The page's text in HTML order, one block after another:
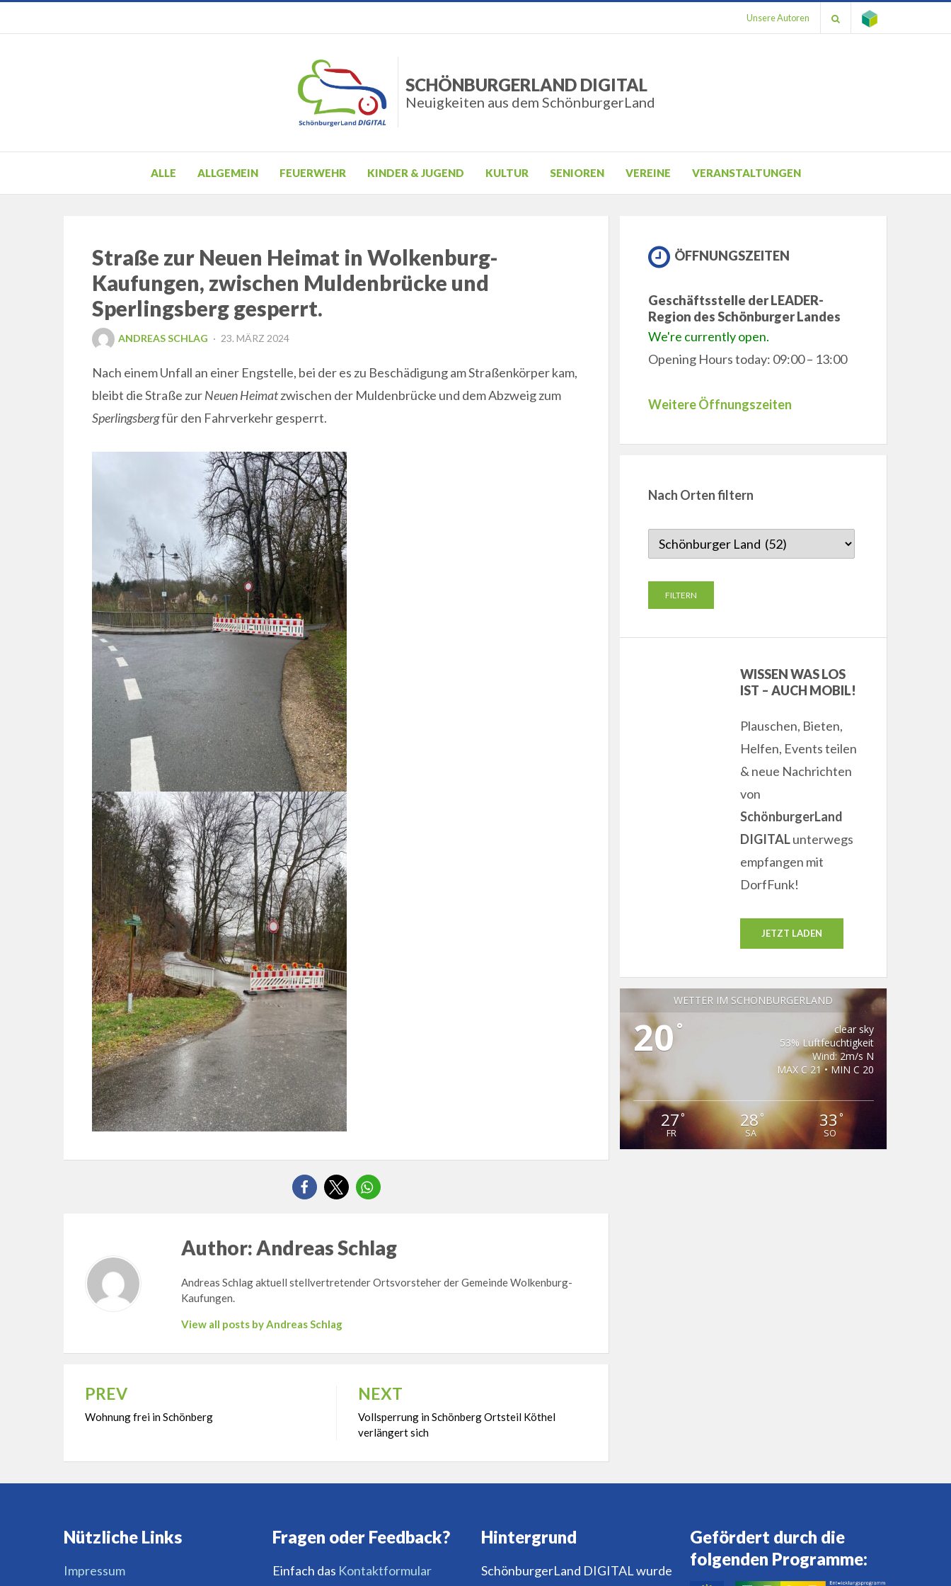
Unsere Autoren
SCHÖNBURGERLAND DIGITAL
Neuigkeiten aus dem SchönburgerLand
ALLE ALLGEMEIN FEUERWEHR KINDER & JUGEND KULTUR SENIOREN VEREINE VERANSTALTUNGEN
Straße zur Neuen Heimat in Wolkenburg-
Kaufungen, zwischen Muldenbrücke und
Sperlingsberg gesperrt.
ANDREAS SCHLAG
POSTED
23. MÄRZ 2024
Nach einem Unfall an einer Engstelle, bei der es zu Beschädigung am Straßenkörper kam,
bleibt die Straße zurNeuen Heimatzwischen der Muldenbrücke und dem Abzweig zum
Sperlingsbergfür den Fahrverkehr gesperrt.
Author:Andreas Schlag
Andreas Schlag aktuell stellvertretender Ortsvorsteher der Gemeinde Wolkenburg-
Kaufungen.
View all posts by Andreas Schlag
Beitragsnavigation
PREV
Wohnung frei in Schönberg
NEXT
Vollsperrung in Schönberg Ortsteil Köthel
verlängert sich
ÖFFNUNGSZEITEN
Geschäftsstelle der LEADER-
Region des Schönburger Landes
We're currently open.
Opening Hours today: 09:00 – 13:00
Weitere Öffnungszeiten
Nach Orten filtern
WISSEN WAS LOS
IST – AUCH MOBIL!
Plauschen, Bieten,
Helfen, Events teilen
& neue Nachrichten
von
SchönburgerLand
DIGITALunterwegs
empfangen mit
DorfFunk!
JETZT LADEN
WETTER IM SCHÖNBURGERLAND
20°
clear sky
53% Luftfeuchtigkeit
Wind: 2m/s N
MAX C 21 • MIN C 20
27°
FR
28°
SA
33 °
SO
Nützliche Links
Impressum
Fragen oder Feedback?
Einfach das Kontaktformular
Hintergrund
SchönburgerLand DIGITAL wurde
Gefördert durch die
folgenden Programme: